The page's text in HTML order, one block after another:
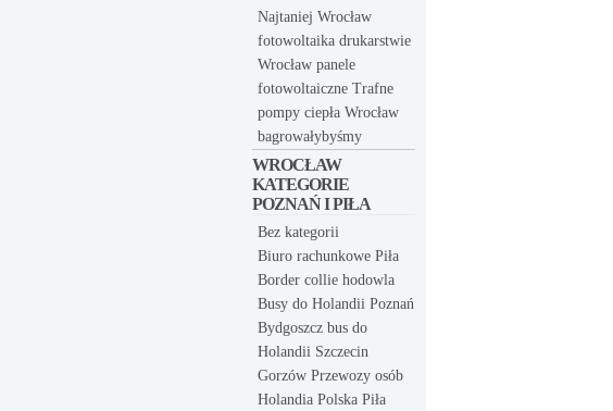
Najtaniej Wrocław
fotowoltaika drukarstwie
Wrocław panele
fotowoltaiczne Trafne
pompy ciepła Wrocław
bagrowałybyśmy
WROCŁAW
KATEGORIE
POZNAŃ I PIŁA
Bez kategorii
Biuro rachunkowe Piła
Border collie hodowla
Busy do Holandii Poznań
Bydgoszcz bus do
Holandii Szczecin
Gorzów Przewozy osób
Holandia Polska Piła